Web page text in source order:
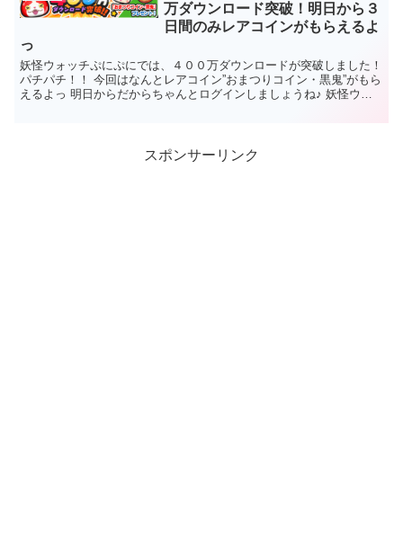
万ダウンロード突破！明日から３
日間のみレアコインがもらえるよ
っ
妖怪ウォッチぷにぷにでは、４００万ダウンロードが突破しました！
パチパチ！！ 今回はなんとレアコイン”おまつりコイン・黒鬼”がもら
えるよっ 明日からだからちゃんとログインしましょうね♪ 妖怪ウォ
スポンサーリンク